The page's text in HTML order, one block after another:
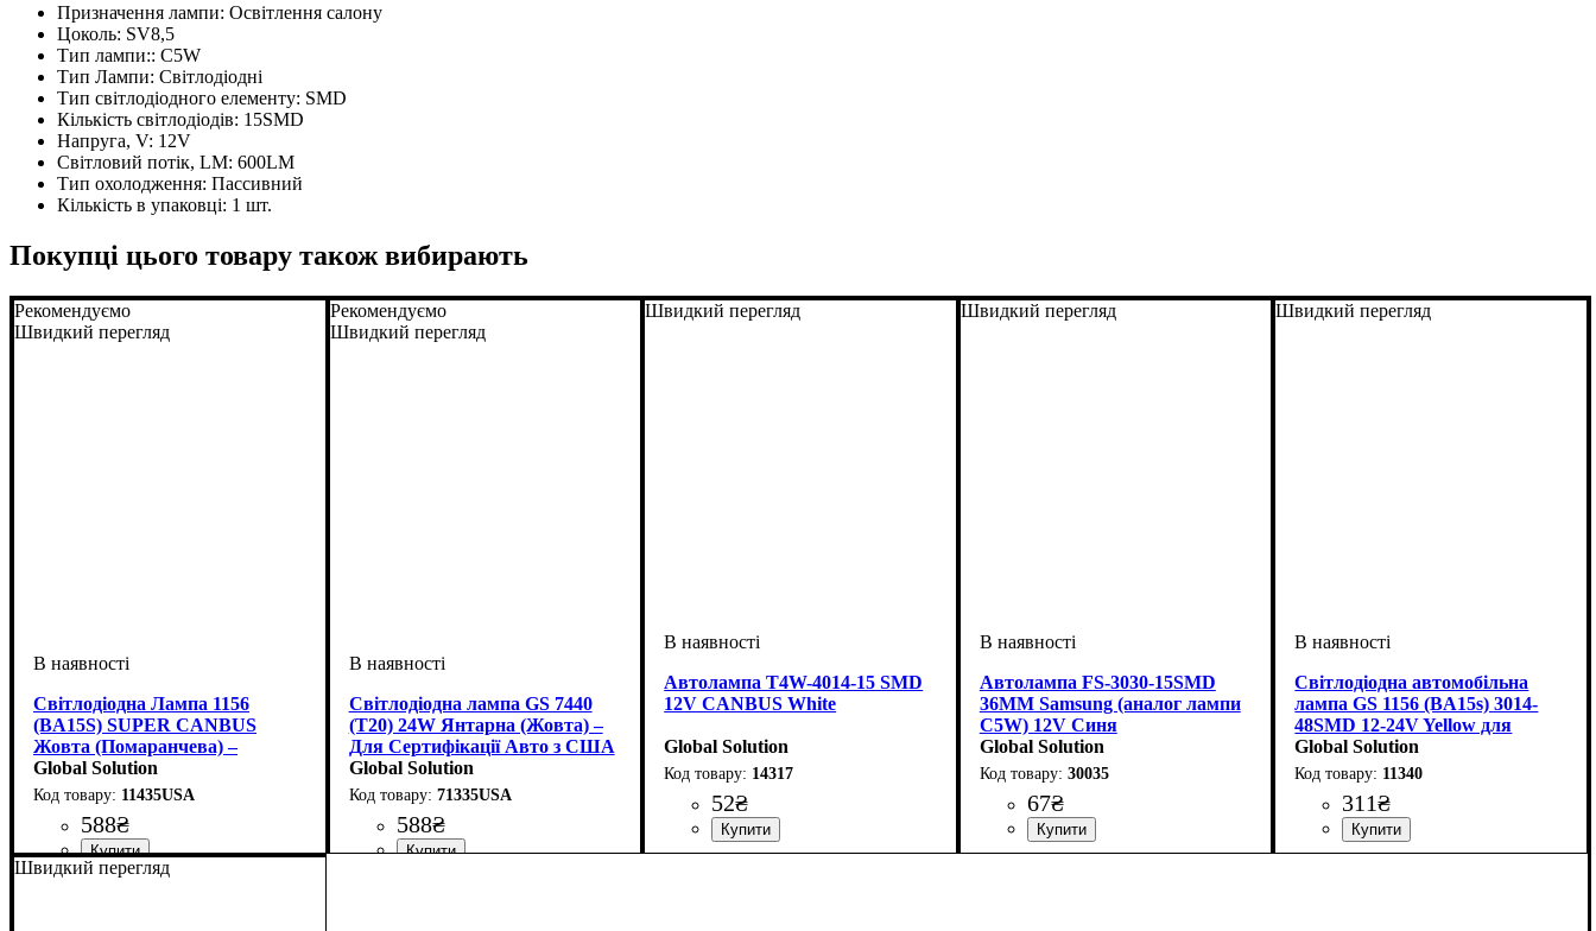
Призначення лампи: Освітлення салону
Цоколь: SV8,5
Тип лампи:: C5W
Тип Лампи: Світлодіодні
Тип світлодіодного елементу: SMD
Кількість світлодіодів: 15SMD
Напруга, V: 12V
Світловий потік, LM: 600LM
Тип охолодження: Пассивний
Кількість в упаковці: 1 шт.
Покупці цього товару також вибирають
Рекомендуємо
Швидкий перегляд
Світлодіодна Лампа 1156
(BA15S) SUPER CANBUS
Жовта (Помаранчева) –
Пробиває Червоний
Поворотник, Без Помилок!
Global Solution
11435USA
588₴
Рекомендуємо
Швидкий перегляд
Світлодіодна лампа GS 7440
(T20) 24W Янтарна (Жовта) –
Для Сертифікації Авто з США
Global Solution
71335USA
588₴
Швидкий перегляд
Автолампа T4W-4014-15 SMD
12V CANBUS White
Global Solution
14317
52₴
Призначення лампи: Габаритні
Колір:: Білий
Тип світлодіодного елементу:
Кількість світлодіодів: 15SMD
Напруга, V: 12V
Кількість в упаковці: 1 шт.
Швидкий перегляд
Автолампа FS-3030-15SMD
36MM Samsung (аналог лампи
C5W) 12V Синя
Global Solution
30035
67₴
Призначення лампи: Освітлення
Тип світлодіодного елементу:
Кількість світлодіодів: 15SMD
Напруга, V: 12V
Світловий потік, LM: 600LM
Кількість в упаковці: 1 шт.
Швидкий перегляд
Світлодіодна автомобільна
лампа GS 1156 (BA15s) 3014-
48SMD 12-24V Yellow для
американських авто
Global Solution
11340
311₴
Призначення лампи: Стоп-сигнали
Колір:: Жовтий
Тип світлодіодного елементу:
Кількість світлодіодів: 48SMD
Напруга, V: 12-24V
Кількість в упаковці: 1 шт.
Швидкий перегляд